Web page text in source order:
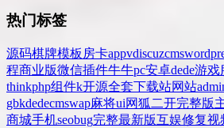
热门标签
源码棋牌模板 房卡appvdiscuzcms
程商业版微信插件牛牛pc安卓dede游戏
thinkphp组件k开源全套下载站网站
gbkdedecmswap麻将ui网狐 二开完整版
商城手机seobug完整最新版互娱修复视